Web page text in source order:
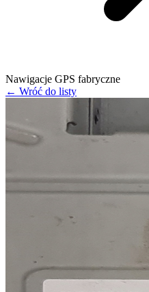
Nawigacje GPS fabryczne
← Wróć do listy